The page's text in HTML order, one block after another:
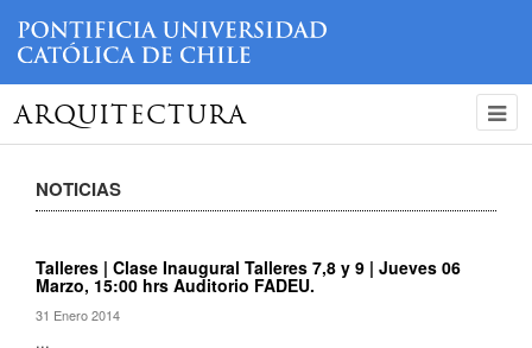
ARQUITECTURA
NOTICIAS
Talleres | Clase Inaugural Talleres 7,8 y 9 | Jueves 06
Marzo, 15:00 hrs Auditorio FADEU.
31 Enero 2014
...